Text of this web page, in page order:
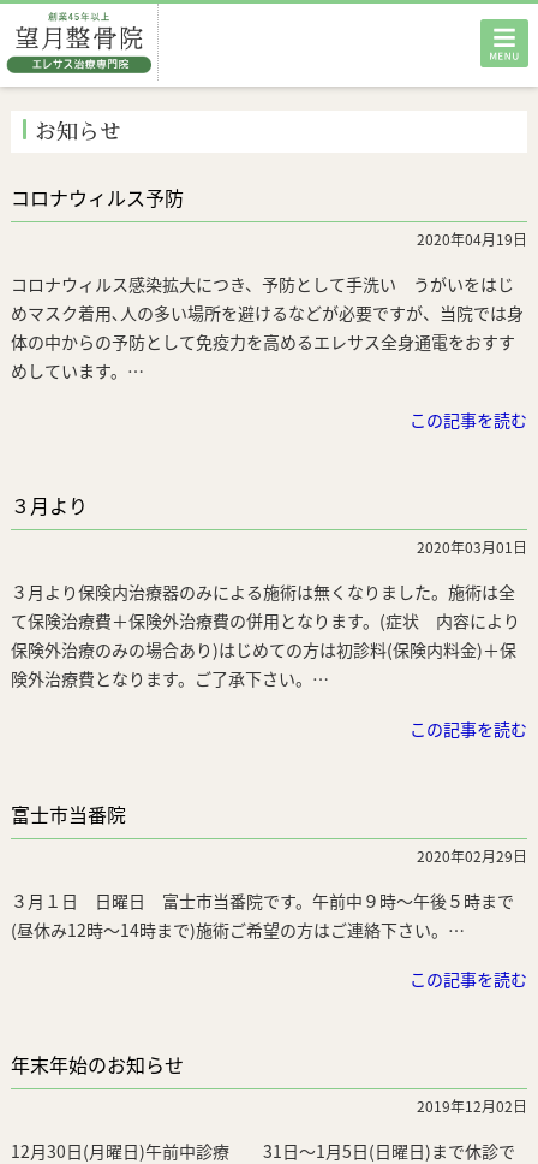
お知らせ
コロナウィルス予防
2020年04月19日
コロナウィルス感染拡大につき、予防として手洗い うがいをはじ
めマスク着用､人の多い場所を避けるなどが必要ですが、当院では身
体の中からの予防として免疫力を高めるエレサス全身通電をおすす
めしています。…
この記事を読む
３月より
2020年03月01日
３月より保険内治療器のみによる施術は無くなりました。施術は全
て保険治療費＋保険外治療費の併用となります。(症状 内容により
保険外治療のみの場合あり)はじめての方は初診料(保険内料金)＋保
険外治療費となります。ご了承下さい。…
この記事を読む
富士市当番院
2020年02月29日
３月１日 日曜日 富士市当番院です。午前中９時～午後５時まで
(昼休み12時～14時まで)施術ご希望の方はご連絡下さい。…
この記事を読む
年末年始のお知らせ
2019年12月02日
12月30日(月曜日)午前中診療 31日～1月5日(日曜日)まで休診で
エレサス治療
お客様の声
料金・メニュー